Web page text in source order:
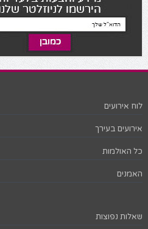
לוח אירועים
אירועים בעירך
כל האולמות
האמנים
שאלות נפוצות